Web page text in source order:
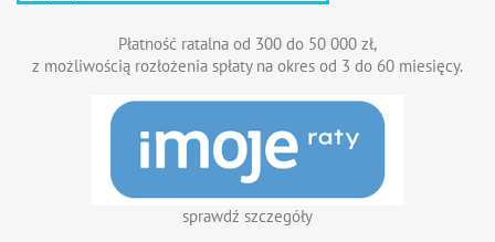
Płatność ratalna od 300 do 50 000 zł,
z możliwością rozłożenia spłaty na okres od 3 do 60 miesięcy.
sprawdź szczegóły